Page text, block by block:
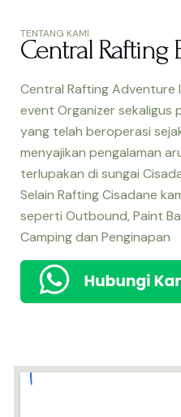
TENTANG KAMI
Central Rafting
Central Rafting Adventure
event Organizer sekaligus
yang telah beroperasi
menyajikan pengalaman
terlupakan di sungai
Selain Rafting Cisadane
seperti Outbound, Paint
Camping dan Penginapan